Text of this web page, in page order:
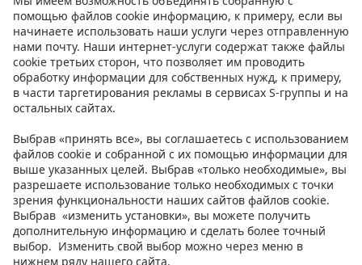
Инструкции
Условия
Prisma Konto
Язык:ETENRU